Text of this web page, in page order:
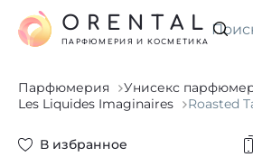
ORENTAL
ПАРФЮМЕРИЯ И КОСМЕТИКА
Парфюмерия
Унисекс
Les Liquides Imaginaires
Roasted
В избранное